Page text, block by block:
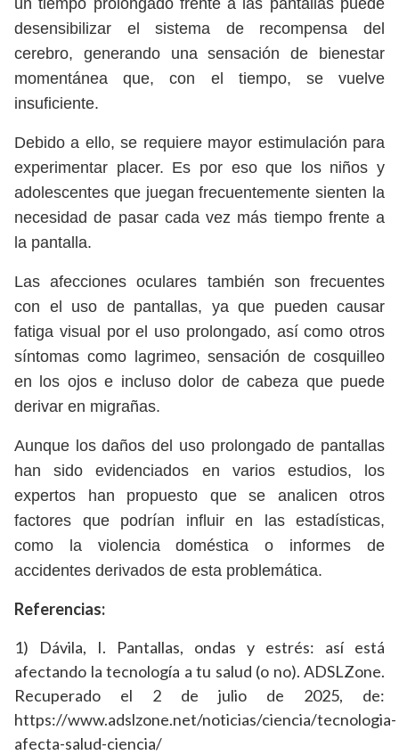
un tiempo prolongado frente a las pantallas puede
desensibilizar el sistema de recompensa del
cerebro, generando una sensación de bienestar
momentánea que, con el tiempo, se vuelve
insuficiente.
Debido a ello, se requiere mayor estimulación para
experimentar placer. Es por eso que los niños y
adolescentes que juegan frecuentemente sienten la
necesidad de pasar cada vez más tiempo frente a
la pantalla.
Las afecciones oculares también son frecuentes
con el uso de pantallas, ya que pueden causar
fatiga visual por el uso prolongado, así como otros
síntomas como lagrimeo, sensación de cosquilleo
en los ojos e incluso dolor de cabeza que puede
derivar en migrañas.
Aunque los daños del uso prolongado de pantallas
han sido evidenciados en varios estudios, los
expertos han propuesto que se analicen otros
factores que podrían influir en las estadísticas,
como la violencia doméstica o informes de
accidentes derivados de esta problemática.
Referencias:
1) Dávila, I. Pantallas, ondas y estrés: así está
afectando la tecnología a tu salud (o no). ADSLZone.
Recuperado el 2 de julio de 2025, de:
https://www.adslzone.net/noticias/ciencia/tecnologia-
afecta-salud-ciencia/